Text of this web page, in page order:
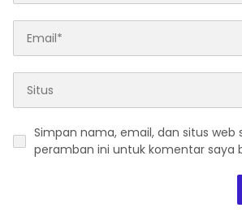
Simpan nama, email, dan situs web
peramban ini untuk komentar saya